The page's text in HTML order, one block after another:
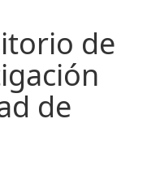
de
de